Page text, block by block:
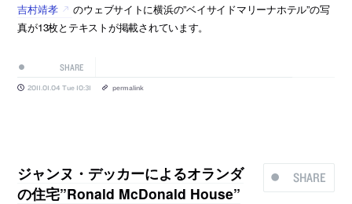
吉村靖孝
のウェブサイトに横浜の”ベイサイドマリーナホテル”の写
真が13枚とテキストが掲載されています。
SHARE
2011.01.04 Tue 10:31 permalink
SHARE
ジャンヌ・デッカーによるオランダ
の住宅”Ronald McDonald House”